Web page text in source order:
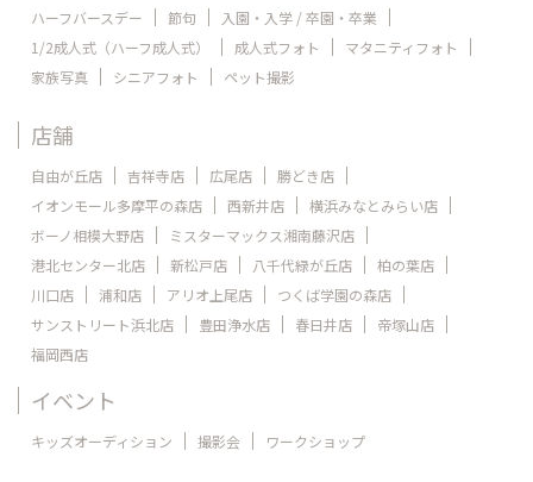
ハーフバースデー
節句
入園・入学 / 卒園・卒業
1/2成人式（ハーフ成人式）
成人式フォト
マタニティフォト
家族写真
シニアフォト ペット撮影
店舗
自由が丘店 吉祥寺店 広尾店
勝どき店
イオンモール多摩平の森店
西新井店
横浜みなとみらい店
ボーノ相模大野店
ミスターマックス湘南藤沢店
港北センター北店
新松戸店 八千代緑が丘店
柏の葉店
川口店
浦和店 アリオ上尾店
つくば学園の森店
サンストリート浜北店
豊田浄水店 春日井店
帝塚山店
福岡西店
イベント
キッズオーディション 撮影会 ワークショップ